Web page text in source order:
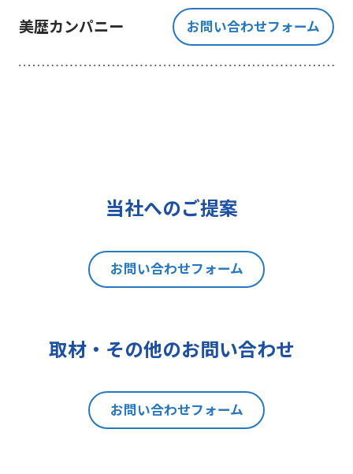
部を委託する場合、十分な個人情報
の保護水準を満たしている者を選定
する基準を確立、選定し、管理監督
いたします。
ご提出頂く個人情報について、貴方
正、追加又は削除、利用の停止、消
去及び第三者への提供の停止（以下
「開示等」といいます。）を請求す
は、後述の消費者相談・苦情窓口に
本手続きにあたり、貴方がご本人で
あることを確認させて頂きますこと
をご了承下さい。
美歴カンパニー お問い合わせフォーム
当社へのご提案
お問い合わせフォーム
取材・その他のお問い合わせ
お問い合わせフォーム